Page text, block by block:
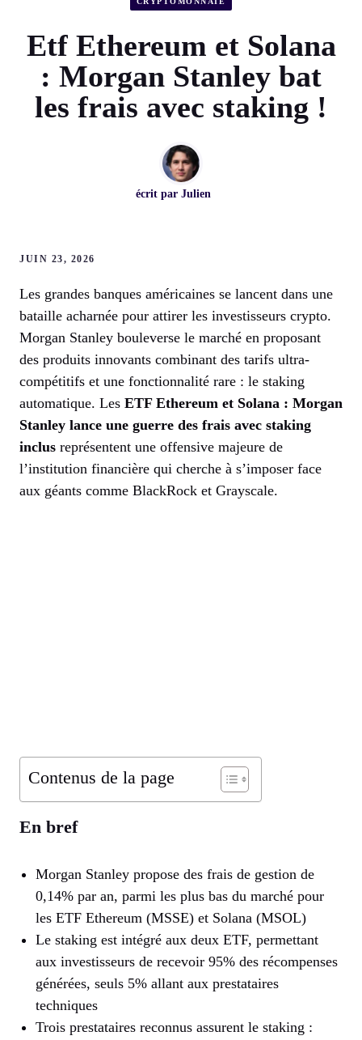
Etf Ethereum et Solana
: Morgan Stanley bat
les frais avec staking !
écrit par Julien
JUIN 23, 2026
Les grandes banques américaines se lancent dans une
bataille acharnée pour attirer les investisseurs crypto.
Morgan Stanley bouleverse le marché en proposant
des produits innovants combinant des tarifs ultra-
compétitifs et une fonctionnalité rare : le staking
automatique. Les ETF Ethereum et Solana : Morgan
Stanley lance une guerre des frais avec staking
inclus représentent une offensive majeure de
l’institution financière qui cherche à s’imposer face
aux géants comme BlackRock et Grayscale.
Contenus de la page
En bref
Morgan Stanley propose des frais de gestion de
0,14% par an, parmi les plus bas du marché pour
les ETF Ethereum (MSSE) et Solana (MSOL)
Le staking est intégré aux deux ETF, permettant
aux investisseurs de recevoir 95% des récompenses
générées, seuls 5% allant aux prestataires
techniques
Trois prestataires reconnus assurent le staking :